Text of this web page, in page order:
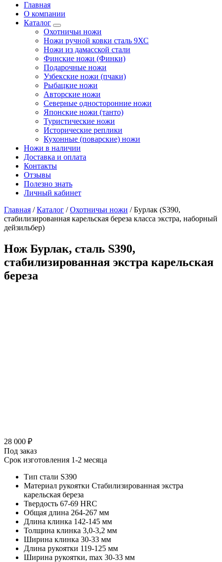
Главная
О компании
Каталог
Охотничьи ножи
Ножи ручной ковки сталь 9ХС
Ножи из дамасской стали
Финские ножи (Финки)
Подарочные ножи
Узбекские ножи (пчаки)
Рыбацкие ножи
Авторские ножи
Северные односторонние ножи
Японские ножи (танто)
Туристические ножи
Исторические реплики
Кухонные (поварские) ножи
Ножи в наличии
Доставка и оплата
Контакты
Отзывы
Полезно знать
Личный кабинет
Главная /Каталог /Охотничьи ножи /Бурлак (S390,
стабилизированная карельская береза класса экстра, наборный
дейзильбер)
Нож Бурлак, сталь S390,
стабилизированная экстра карельская
береза
28 000 ₽
Под заказ
Срок изготовления 1-2 месяца
Тип стали S390
Материал рукоятки Стабилизированная экстра
карельская береза
Твердость 67-69 HRC
Общая длина 264-267 мм
Длина клинка 142-145 мм
Толщина клинка 3,0-3,2 мм
Ширина клинка 30-33 мм
Длина рукоятки 119-125 мм
Ширина рукоятки, max 30-33 мм